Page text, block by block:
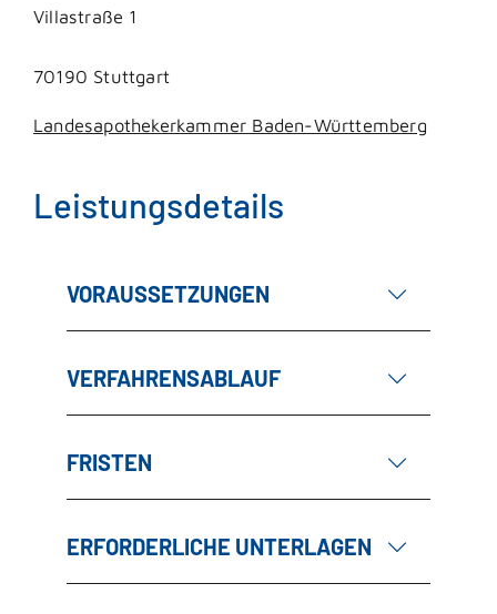
Villastraße 1
70190 Stuttgart
Landesapothekerkammer Baden-Württemberg
Leistungsdetails
VORAUSSETZUNGEN
VERFAHRENSABLAUF
FRISTEN
ERFORDERLICHE UNTERLAGEN